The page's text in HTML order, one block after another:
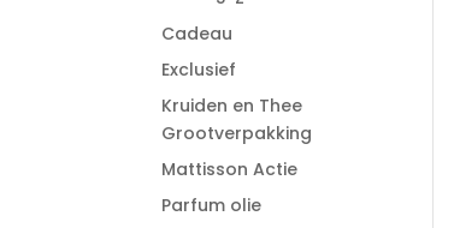
Cadeau
Exclusief
Kruiden en Thee
Grootverpakking
Mattisson Actie
Parfum olie